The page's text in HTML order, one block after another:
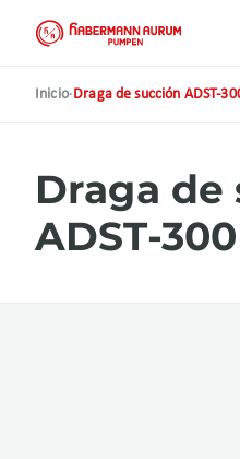
contenido
Inicio·Draga de succión ADST-
Draga de
ADST-